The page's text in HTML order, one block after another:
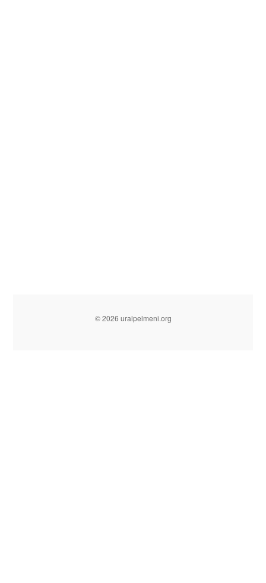
© 2026 uralpelmeni.org